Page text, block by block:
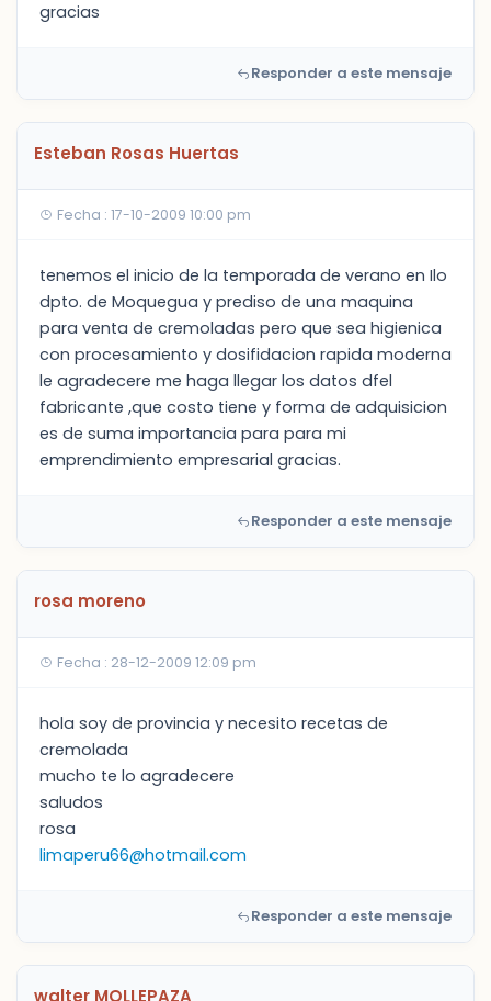
gracias
Responder a este mensaje
Esteban Rosas Huertas
Fecha : 17-10-2009 10:00 pm
tenemos el inicio de la temporada de verano en Ilo
dpto. de Moquegua y prediso de una maquina
para venta de cremoladas pero que sea higienica
con procesamiento y dosifidacion rapida moderna
le agradecere me haga llegar los datos dfel
fabricante ,que costo tiene y forma de adquisicion
es de suma importancia para para mi
emprendimiento empresarial gracias.
Responder a este mensaje
rosa moreno
Fecha : 28-12-2009 12:09 pm
hola soy de provincia y necesito recetas de
cremolada
mucho te lo agradecere
saludos
rosa
limaperu66@hotmail.com
Responder a este mensaje
walter MOLLEPAZA